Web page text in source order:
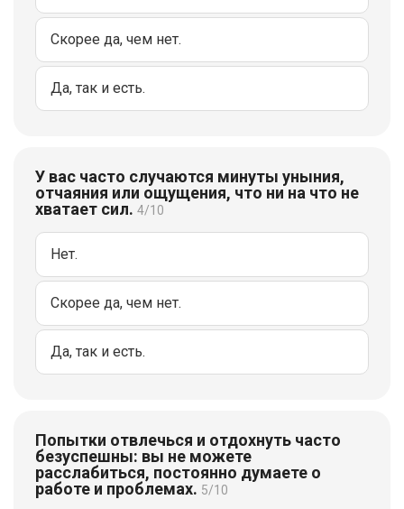
Скорее да, чем нет.
Да, так и есть.
У вас часто случаются минуты уныния,
отчаяния или ощущения, что ни на что не
хватает сил. 4/10
Нет.
Скорее да, чем нет.
Да, так и есть.
Попытки отвлечься и отдохнуть часто
безуспешны: вы не можете
расслабиться, постоянно думаете о
работе и проблемах. 5/10